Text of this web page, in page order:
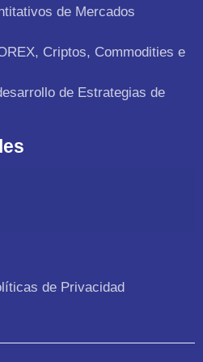
de Mercados
Criptos, Commodities e
de Estrategias de
de Privacidad